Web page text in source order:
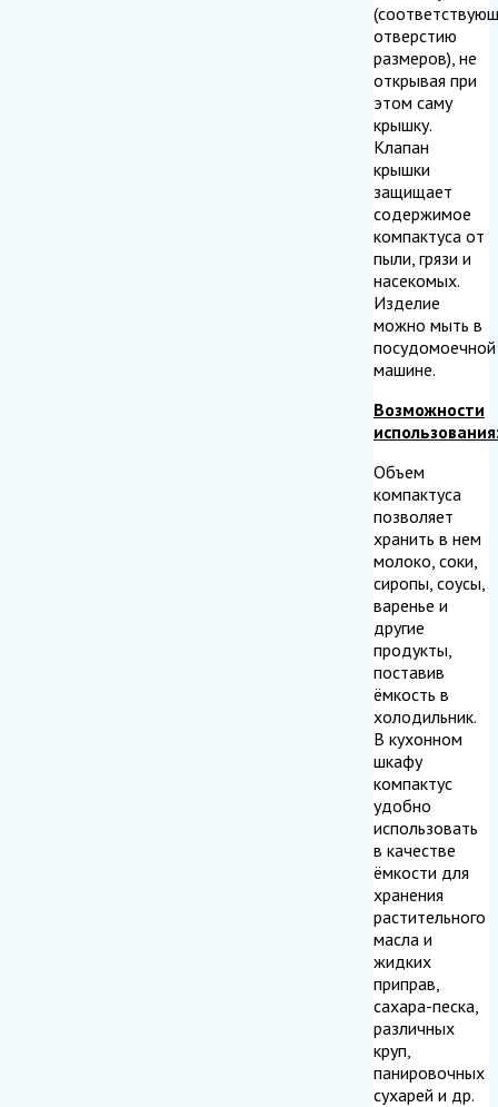
отверстию
размеров), не
открывая при
этом саму
крышку.
Клапан
крышки
защищает
содержимое
компактуса от
пыли, грязи и
насекомых.
Изделие
можно мыть в
посудомоечной
машине.
Возможности
Объем
компактуса
позволяет
хранить в нем
молоко, соки,
сиропы, соусы,
варенье и
другие
продукты,
поставив
ёмкость в
холодильник.
В кухонном
шкафу
компактус
удобно
использовать
в качестве
ёмкости для
хранения
растительного
масла и
жидких
приправ,
сахара-песка,
различных
круп,
панировочных
сухарей и др.